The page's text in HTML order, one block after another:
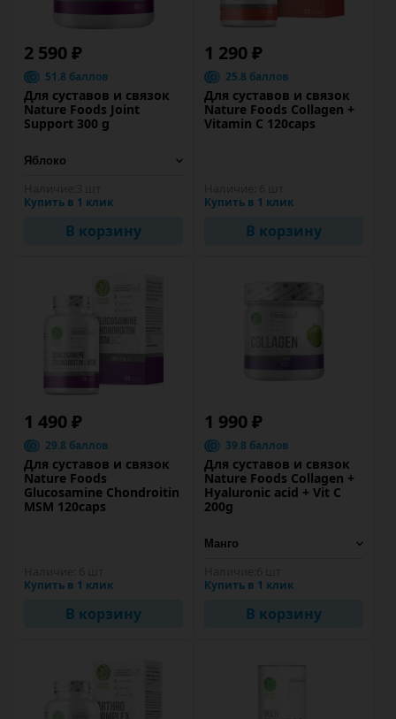
2 590 ₽
51.8 баллов
Для суставов и связок
Nature Foods Joint
Support 300 g
Купить в 1 клик
В корзину
1 290 ₽
25.8 баллов
Для суставов и связок
Nature Foods Collagen +
Vitamin C 120caps
Купить в 1 клик
В корзину
1 490 ₽
29.8 баллов
Для суставов и связок
Nature Foods
Glucosamine Chondroitin
MSM 120caps
Купить в 1 клик
В корзину
1 990 ₽
39.8 баллов
Для суставов и связок
Nature Foods Collagen +
Hyaluronic acid + Vit C
200g
Купить в 1 клик
В корзину